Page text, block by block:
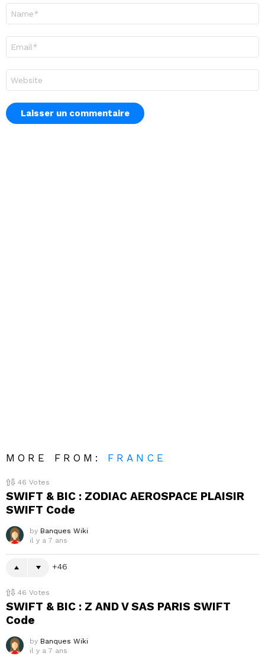
mail
*
web
MORE FROM: FRANCE
46 Votes
SWIFT & BIC : ZODIAC AEROSPACE PLAISIR
SWIFT Code
by Banques Wiki
il y a 7 ans
46
46 Votes
SWIFT & BIC : Z AND V SAS PARIS SWIFT
Code
by Banques Wiki
il y a 7 ans